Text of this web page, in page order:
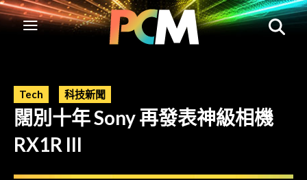
Tech 科技新聞
闊別十年 Sony 再發表神級相機
RX1R III